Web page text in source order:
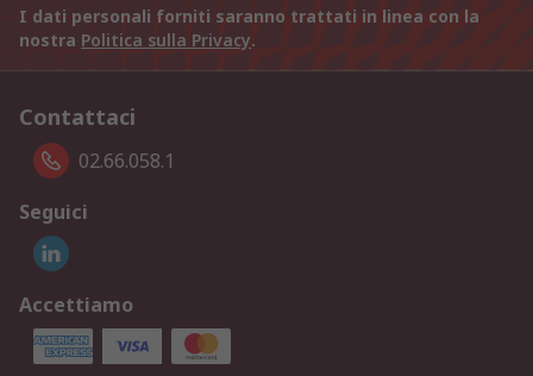
I dati personali forniti saranno trattati in linea con la
nostra Politica sulla Privacy.
Contattaci
02.66.058.1
Seguici
Accettiamo